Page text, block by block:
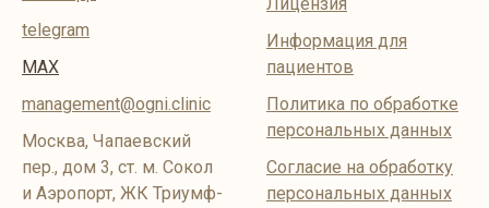
telegram
MAX
management@ogni.clinic
Москва, Чапаевский
пер., дом 3, ст. м. Сокол
и Аэропорт, ЖК Триумф-
Информация для
пациентов
Политика по обработке
персональных данных
Согласие на обработку
персональных данных